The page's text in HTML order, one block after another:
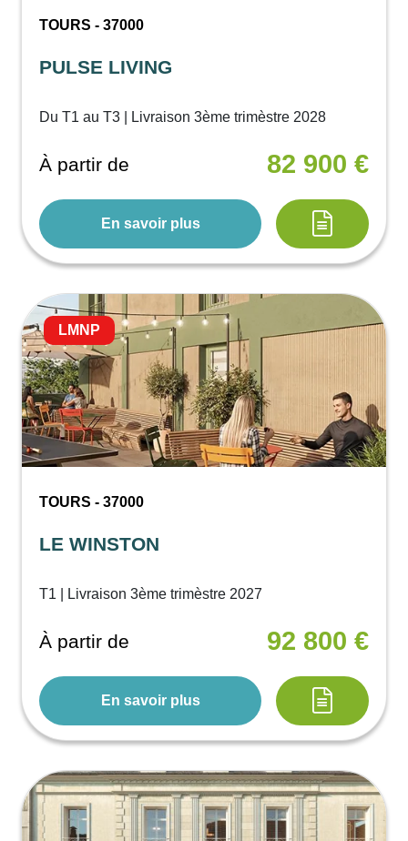
TOURS - 37000
PULSE LIVING
Du T1 au T3 | Livraison 3ème trimèstre 2028
À partir de 82 900 €
En savoir plus
LMNP
TOURS - 37000
LE WINSTON
T1 | Livraison 3ème trimèstre 2027
À partir de 92 800 €
En savoir plus